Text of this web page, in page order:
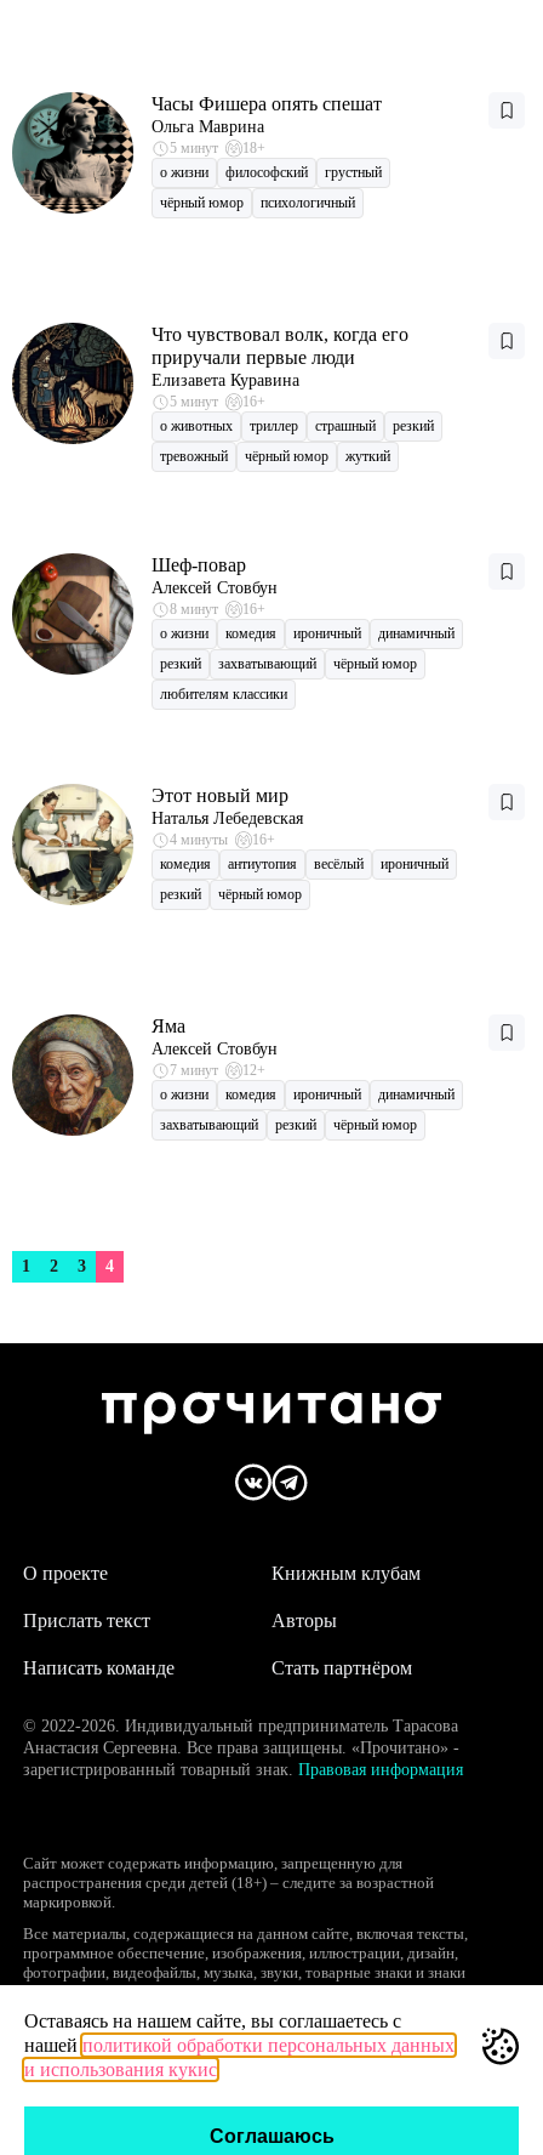
Часы Фишера опять спешат
Ольга Маврина
5 минут
18+
о жизни
философский
грустный
чёрный юмор
психологичный
Что чувствовал волк, когда его
приручали первые люди
Елизавета Куравина
5 минут
16+
о животных
триллер страшный
резкий
тревожный
чёрный юмор жуткий
Шеф-повар
Алексей Стовбун
8 минут
16+
о жизни
комедия ироничный
динамичный
резкий
захватывающий
чёрный юмор
любителям классики
Этот новый мир
Наталья Лебедевская
4 минуты
16+
комедия
антиутопия весёлый
ироничный
резкий
чёрный юмор
Яма
Алексей Стовбун
7 минут
12+
о жизни
комедия ироничный
динамичный
захватывающий
резкий чёрный юмор
1 2 3 4
О проекте
Написать команде
Авторы
Прислать текст
Книжным клубам
Стать партнёром
© 2022-2026. Индивидуальный предприниматель Тарасова
Анастасия Сергеевна. Все права защищены. «Прочитано» -
зарегистрированный товарный знак. Правовая информация
Сайт может содержать информацию, запрещенную для
распространения среди детей (18+) – следите за возрастной
маркировкой.
Все материалы, содержащиеся на данном сайте, включая тексты,
программное обеспечение, изображения, иллюстрации, дизайн,
фотографии, видеофайлы, музыка, звуки, товарные знаки и знаки
объектами интеллектуальной собственности, исключительные права на
использование которых принадлежат правообладателям.
Запрещается полное или частичное копирование и распространение (в
том числе, путем воспроизведения и размещения на других сайтах и
Оставаясь на нашем сайте, вы соглашаетесь с
нашей политикой обработки персональных данных
и использования кукис
Соглашаюсь